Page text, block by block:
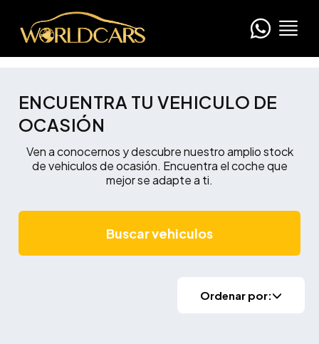
ENCUENTRA TU VEHICULO DE
OCASIÓN
Ven a conocernos y descubre nuestro amplio stock
de vehiculos de ocasión. Encuentra el coche que
mejor se adapte a ti.
Buscar vehiculos
Ordenar por: